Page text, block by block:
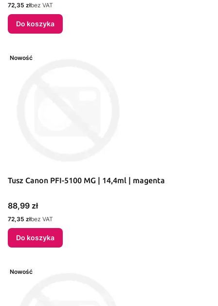
Cena
72,35 złbez VAT
Do koszyka
Nowość
Tusz Canon PFI-5100 MG | 14,4ml | magenta
Cena
88,99 zł
Cena
72,35 złbez VAT
Do koszyka
Nowość